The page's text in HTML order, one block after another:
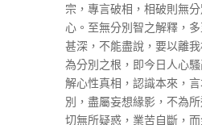
宗，專言破相，相破則無
心。至無分別智之解釋，
甚深，不能盡說，要以離
為分別之根，即今日人心
解心性真相，認識本來，
別，盡屬妄想緣影，不為
切無所疑惑，業苦自斷，